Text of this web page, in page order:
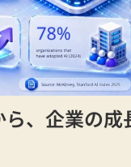
、企業の成